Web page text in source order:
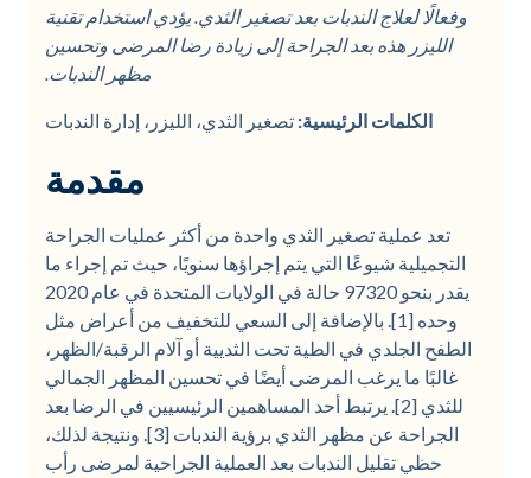
وفعالًا لعلاج الندبات بعد تصغير الثدي. يؤدي استخدام تقنية
الليزر هذه بعد الجراحة إلى زيادة رضا المرضى وتحسين
مظهر الندبات.
الكلمات الرئيسية: تصغير الثدي، الليزر، إدارة الندبات
مقدمة
تعد عملية تصغير الثدي واحدة من أكثر عمليات الجراحة
التجميلية شيوعًا التي يتم إجراؤها سنويًا، حيث تم إجراء ما
يقدر بنحو 97320 حالة في الولايات المتحدة في عام 2020
وحده [1]. بالإضافة إلى السعي للتخفيف من أعراض مثل
الطفح الجلدي في الطية تحت الثديية أو آلام الرقبة/الظهر،
غالبًا ما يرغب المرضى أيضًا في تحسين المظهر الجمالي
للثدي [2]. يرتبط أحد المساهمين الرئيسيين في الرضا بعد
الجراحة عن مظهر الثدي برؤية الندبات [3]. ونتيجة لذلك،
حظي تقليل الندبات بعد العملية الجراحية لمرضى رأب